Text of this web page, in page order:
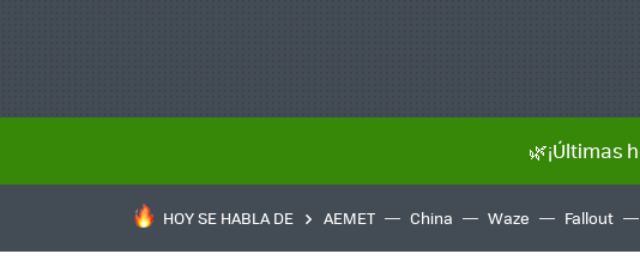
🌿¡Últimas
HOY SE HABLA DE AEMET China Waze Fallout